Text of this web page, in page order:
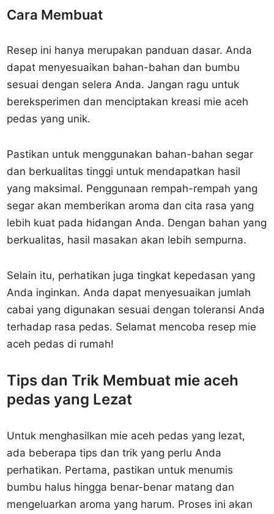
Cara Membuat
Resep ini hanya merupakan panduan dasar. Anda
dapat menyesuaikan bahan-bahan dan bumbu
sesuai dengan selera Anda. Jangan ragu untuk
bereksperimen dan menciptakan kreasi mie aceh
pedas yang unik.
Pastikan untuk menggunakan bahan-bahan segar
dan berkualitas tinggi untuk mendapatkan hasil
yang maksimal. Penggunaan rempah-rempah yang
segar akan memberikan aroma dan cita rasa yang
lebih kuat pada hidangan Anda. Dengan bahan yang
berkualitas, hasil masakan akan lebih sempurna.
Selain itu, perhatikan juga tingkat kepedasan yang
Anda inginkan. Anda dapat menyesuaikan jumlah
cabai yang digunakan sesuai dengan toleransi Anda
terhadap rasa pedas. Selamat mencoba resep mie
aceh pedas di rumah!
Tips dan Trik Membuat mie aceh
pedas yang Lezat
Untuk menghasilkan mie aceh pedas yang lezat,
ada beberapa tips dan trik yang perlu Anda
perhatikan. Pertama, pastikan untuk menumis
bumbu halus hingga benar-benar matang dan
mengeluarkan aroma yang harum. Proses ini akan